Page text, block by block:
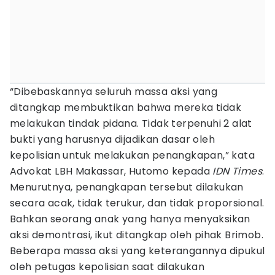
“Dibebaskannya seluruh massa aksi yang
ditangkap membuktikan bahwa mereka tidak
melakukan tindak pidana. Tidak terpenuhi 2 alat
bukti yang harusnya dijadikan dasar oleh
kepolisian untuk melakukan penangkapan,” kata
Advokat LBH Makassar, Hutomo kepada IDN Times.
Menurutnya, penangkapan tersebut dilakukan
secara acak, tidak terukur, dan tidak proporsional.
Bahkan seorang anak yang hanya menyaksikan
aksi demontrasi, ikut ditangkap oleh pihak Brimob.
Beberapa massa aksi yang keterangannya dipukul
oleh petugas kepolisian saat dilakukan